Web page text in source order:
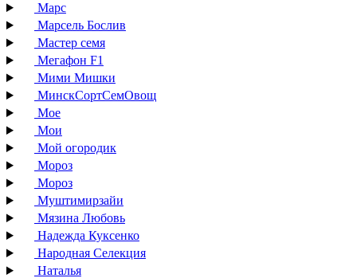
Марс
Марсель Бослив
Мастер семя
Мегафон F1
Мими Мишки
МинскСортСемОвощ
Мое
Мои
Мой огородик
Мороз
Мороз
Муштимирзайи
Мязина Любовь
Надежда Куксенко
Народная Селекция
Наталья